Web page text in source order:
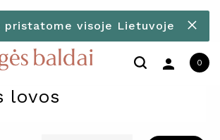
pristatome visoje Lietuvoje
person 0
lovos